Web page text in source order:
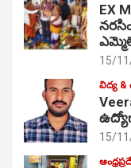
EX
15/
విద్య &
15/